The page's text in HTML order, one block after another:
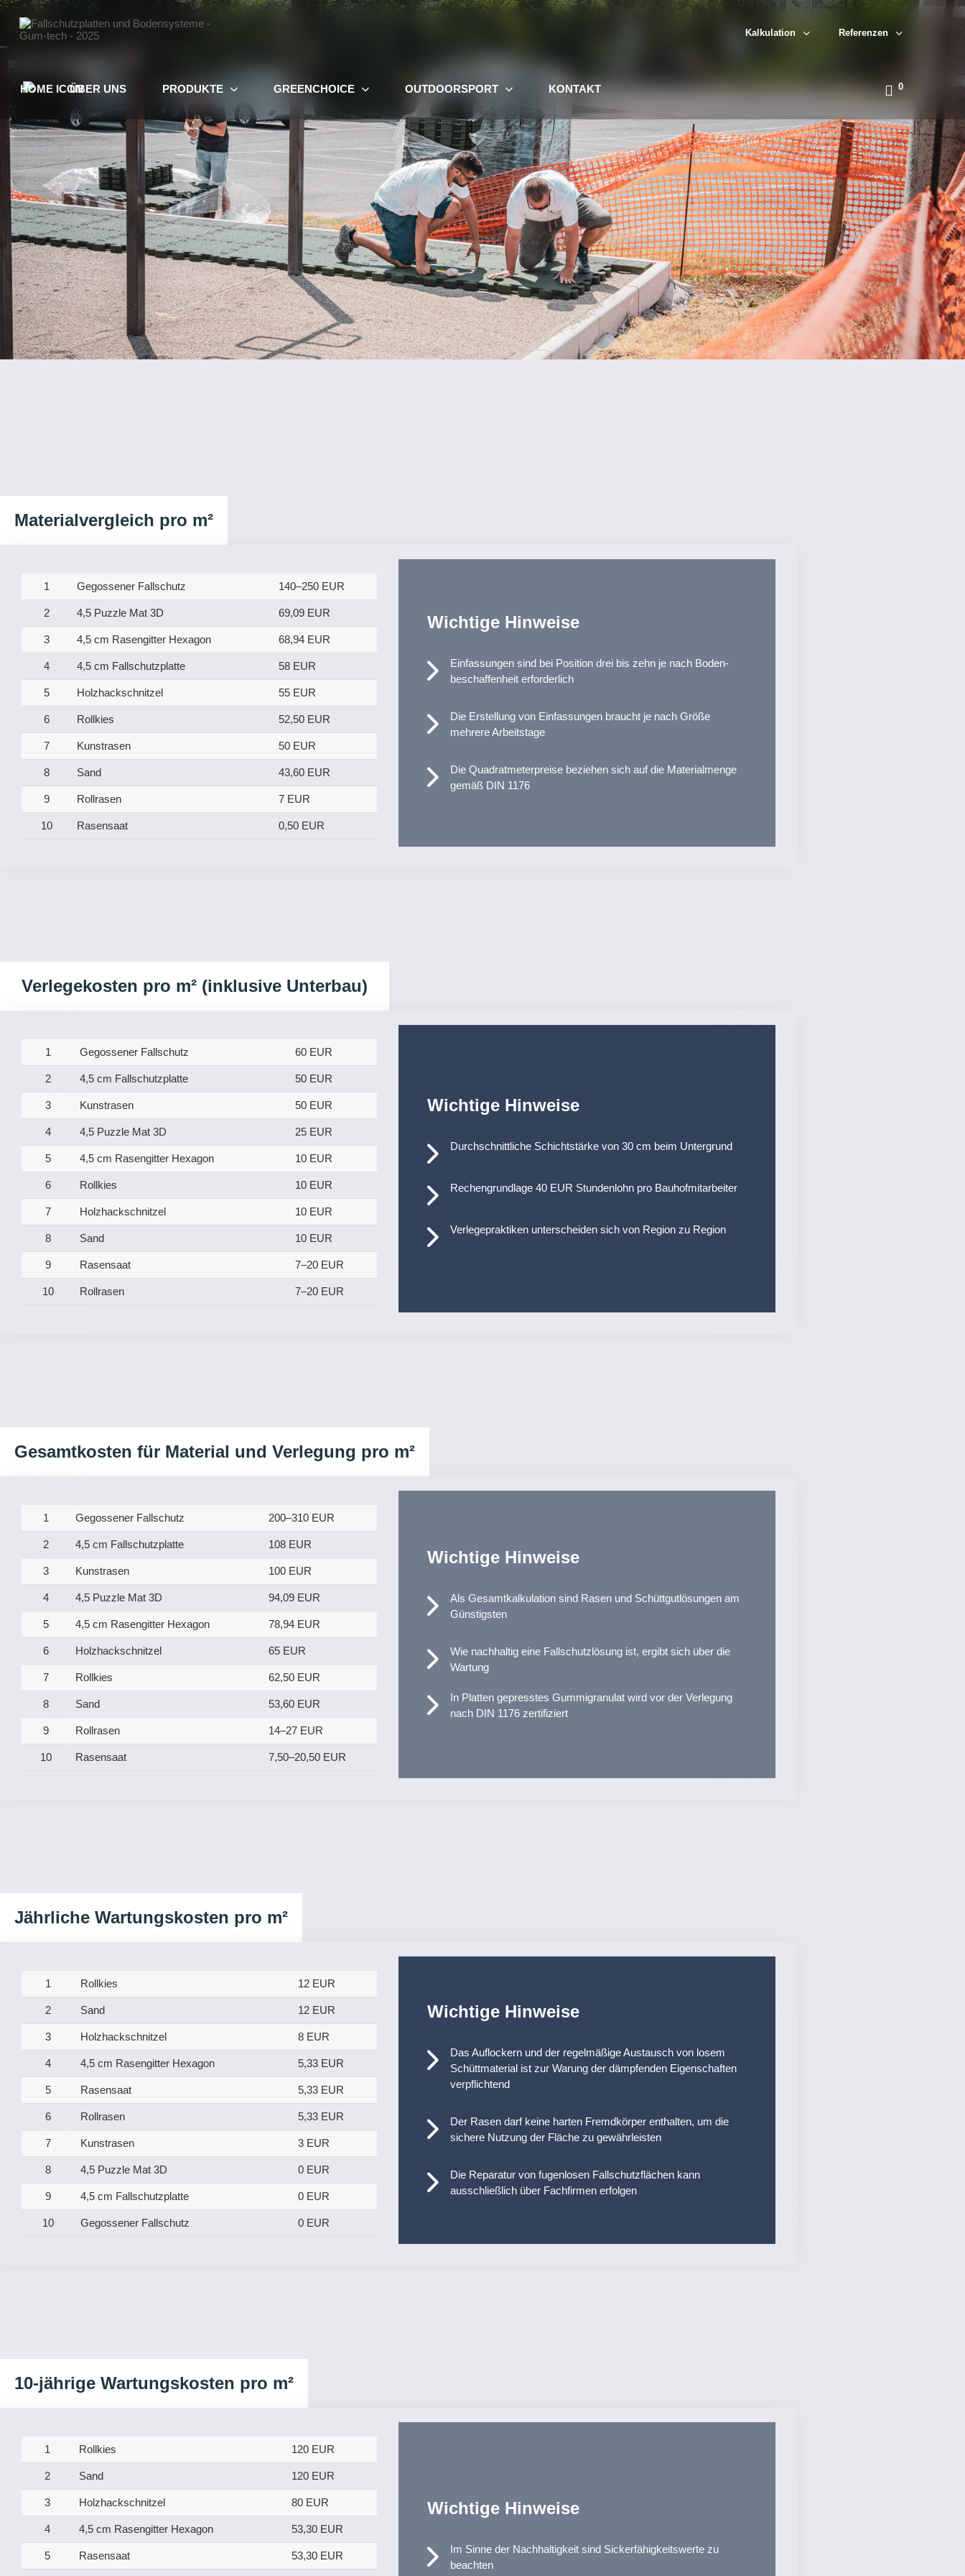
Kalkulation Referenzen
ÜBER UNS PRODUKTE GREENCHOICE OUTDOORSPORT KONTAKT 0
Kostenkalkulation
Materialvergleich pro m²
1 Gegossener Fallschutz 140–250 EUR
2 4,5 Puzzle Mat 3D 69,09 EUR
3 4,5 cm Rasengitter Hexagon 68,94 EUR
4 4,5 cm Fallschutzplatte 58 EUR
5 Holzhackschnitzel 55 EUR
6 Rollkies 52,50 EUR
7 Kunstrasen 50 EUR
8 Sand 43,60 EUR
9 Rollrasen 7 EUR
10 Rasensaat 0,50 EUR
Wichtige Hinweise
Einfassungen sind bei Position drei bis zehn je nach Boden­
beschaffenheit erforderlich
Die Erstellung von Einfassungen braucht je nach Größe
mehrere Arbeitstage
Die Quadratmeterpreise beziehen sich auf die Materialmenge
gemäß DIN 1176
Verlegekosten pro m² (inklusive Unterbau)
1 Gegossener Fallschutz 60 EUR
2 4,5 cm Fallschutzplatte 50 EUR
3 Kunstrasen 50 EUR
4 4,5 Puzzle Mat 3D 25 EUR
5 4,5 cm Rasengitter Hexagon 10 EUR
6 Rollkies 10 EUR
7 Holzhackschnitzel 10 EUR
8 Sand 10 EUR
9 Rasensaat 7–20 EUR
10 Rollrasen 7–20 EUR
Wichtige Hinweise
Durchschnittliche Schichtstärke von 30 cm beim Untergrund
Rechengrundlage 40 EUR Stundenlohn pro Bauhof­mitarbeiter
Verlegepraktiken unterscheiden sich von Region zu Region
Gesamtkosten für Material und Verlegung pro m²
1 Gegossener Fallschutz 200–310 EUR
2 4,5 cm Fallschutzplatte 108 EUR
3 Kunstrasen 100 EUR
4 4,5 Puzzle Mat 3D 94,09 EUR
5 4,5 cm Rasengitter Hexagon 78,94 EUR
6 Holzhackschnitzel 65 EUR
7 Rollkies 62,50 EUR
8 Sand 53,60 EUR
9 Rollrasen 14–27 EUR
10 Rasensaat 7,50–20,50 EUR
Wichtige Hinweise
Als Gesamt­kalkulation sind Rasen und Schüttgut­lösungen am
Günstigsten
Wie nachhaltig eine Fallschutzlösung ist, ergibt sich über die
Wartung
In Platten gepresstes Gummigranulat wird vor der Verlegung
nach DIN 1176 zertifiziert
Jährliche Wartungskosten pro m²
1 Rollkies 12 EUR
2 Sand 12 EUR
3 Holzhackschnitzel 8 EUR
4 4,5 cm Rasengitter Hexagon 5,33 EUR
5 Rasensaat 5,33 EUR
6 Rollrasen 5,33 EUR
7 Kunstrasen 3 EUR
8 4,5 Puzzle Mat 3D 0 EUR
9 4,5 cm Fallschutzplatte 0 EUR
10 Gegossener Fallschutz 0 EUR
Wichtige Hinweise
Das Auflockern und der regelmäßige Austausch von losem
Schütt­material ist zur Warung der dämpfenden Eigenschaften
verpflichtend
Der Rasen darf keine harten Fremdkörper enthalten, um die
sichere Nutzung der Fläche zu gewährleisten
Die Reparatur von fugenlosen Fallschutzflächen kann
ausschließlich über Fachfirmen erfolgen
10-jährige Wartungskosten pro m²
1 Rollkies 120 EUR
2 Sand 120 EUR
3 Holzhackschnitzel 80 EUR
4 4,5 cm Rasengitter Hexagon 53,30 EUR
5 Rasensaat 53,30 EUR
Wichtige Hinweise
Im Sinne der Nachhaltigkeit sind Sickerfähigkeitswerte zu
beachten